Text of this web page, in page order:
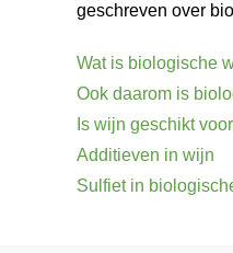
geschreven over
Wat is biologische
Ook daarom is
Is wijn geschikt
Additieven in wijn
Sulfiet in